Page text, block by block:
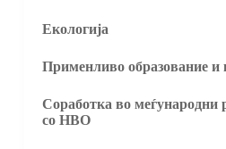
Eкологија
Применливо образование и
Соработка во меѓународни
со НВО